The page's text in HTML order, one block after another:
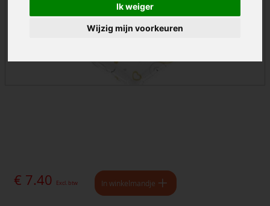
Ik weiger
Wijzig mijn voorkeuren
€ 7.40 Excl. btw In winkelmandje